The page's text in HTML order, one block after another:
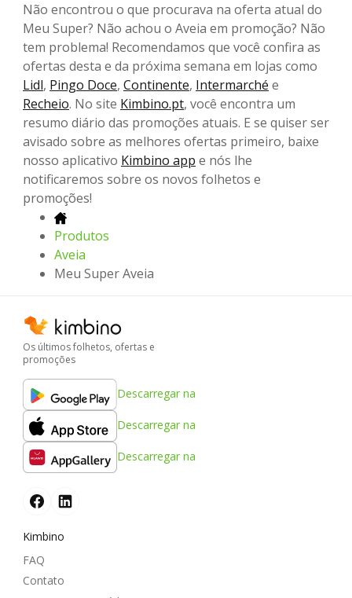
Não encontrou o que procurava na oferta atual do
Meu Super? Não achou o Aveia em promoção? Não
tem problema! Recomendamos que você confira as
ofertas desta e da próxima semana em lojas como
Lidl, Pingo Doce, Continente, Intermarché e
Recheio. No site Kimbino.pt, você encontra um
resumo diário das promoções atuais. E se quiser ser
avisado sobre as melhores ofertas primeiro, baixe
nosso aplicativo Kimbino app e nós lhe
notificaremos sobre os novos folhetos e
promoções!
Produtos
Aveia
Meu Super Aveia
Os últimos folhetos, ofertas e
promoções
Descarregar na
Descarregar na
Descarregar na
Kimbino
FAQ
Contato